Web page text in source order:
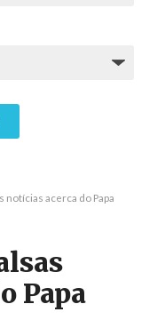
notícias acerca do Papa
Papa